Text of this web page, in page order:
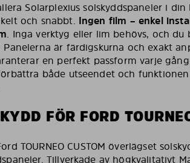
Solarplexius solskyddspaneler i din
och snabbt. Ingen film – enkel
. Inga verktyg eller lim behövs, och
Panelerna är färdigskurna och exakt
en perfekt passform varje
både utseendet och
FÖR FORD
TOURNEO CUSTOM överlägset
Tillverkade av högkvalitativt